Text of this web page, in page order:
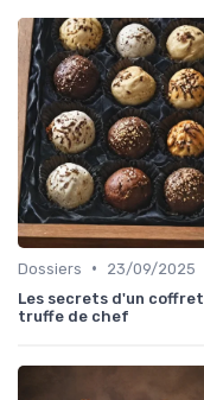
Dossiers •
23/09/2025
Les secrets d'un coffret
truffe de chef